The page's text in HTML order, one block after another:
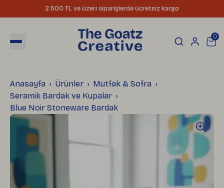
2.500 TL ve üzeri siparişlerde ücretsiz kargo
0
Anasayfa Ürünler
Mutfak & Sofra
Seramik Bardak ve Kupalar
Blue Noir Stoneware Bardak